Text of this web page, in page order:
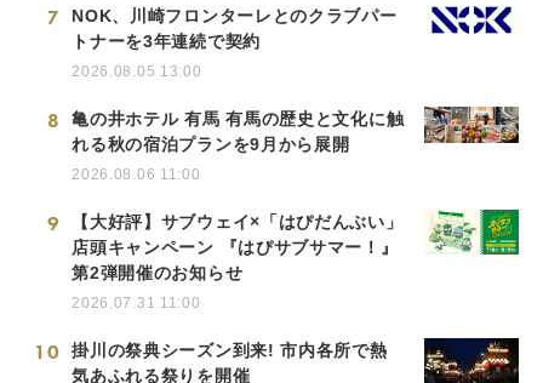
7
NOK、川崎フロンターレとのクラブパー
トナーを3年連続で契約
2026.08.05 13:00
8
亀の井ホテル 有馬 有馬の歴史と文化に触
れる秋の宿泊プランを9月から展開
2026.08.06 11:00
9
【大好評】サブウェイ×「はぴだんぶい」
店頭キャンペーン 『はぴサブサマー！』
第2弾開催のお知らせ
2026.07.31 11:00
10
掛川の祭典シーズン到来! 市内各所で熱
気あふれる祭りを開催